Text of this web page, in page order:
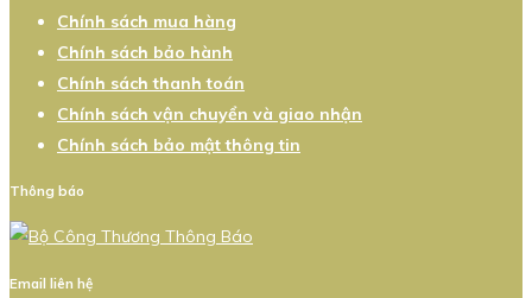
Chính sách mua hàng
Chính sách bảo hành
Chính sách thanh toán
Chính sách vận chuyển và giao nhận
Chính sách bảo mật thông tin
Thông báo
Email liên hệ